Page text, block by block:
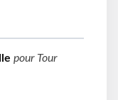
pour Tour